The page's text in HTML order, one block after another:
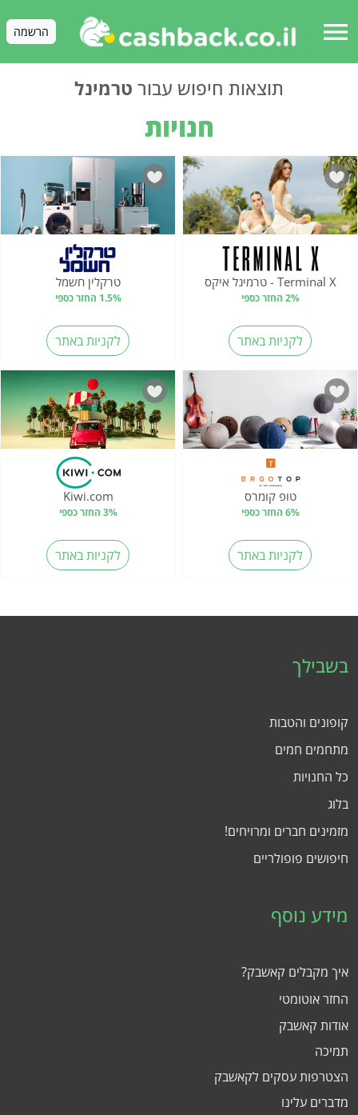
menu הרשמה
תוצאות חיפוש עבור טרמינל
חנויות
Terminal X - טרמינל איקס
2% החזר כספי
לקניות באתר
טרקלין חשמל
1.5% החזר כספי
לקניות באתר
טופ קומרס
6% החזר כספי
לקניות באתר
Kiwi.com
3% החזר כספי
לקניות באתר
בשבילך
קופונים והטבות
מתחמים חמים
כל החנויות
בלוג
מזמינים חברים ומרויחים!
חיפושים פופולריים
מידע נוסף
איך מקבלים קאשבק?
החזר אוטומטי
אודות קאשבק
תמיכה
הצטרפות עסקים לקאשבק
מדברים עלינו